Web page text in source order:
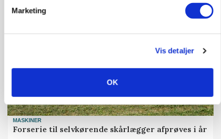
Marketing
Vis detaljer
OK
MASKINER
Forserie til selvkørende skårlægger afprøves i år